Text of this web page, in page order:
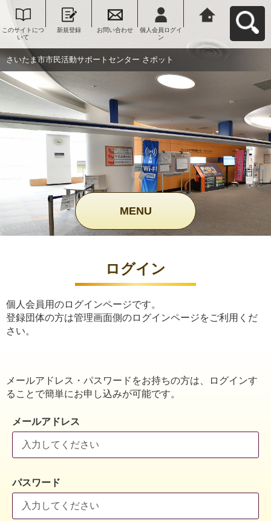
このサイトにつ
いて
新規登録 お問い合わせ
個人会員ログイ
ン
ンター さポット
へ戻る
さいたま市市民活動サポートセンター さポット
MENU
ログイン
個人会員用のログインページです。
登録団体の方は管理画面側のログインページをご利用くだ
さい。
メールアドレス・パスワードをお持ちの方は、ログインす
ることで簡単にお申し込みが可能です。
メールアドレス
パスワード